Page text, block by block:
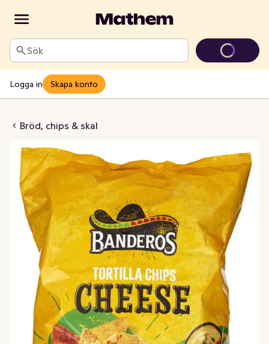
Sök
Logga in Skapa konto
Bröd, chips & skal
Chips Ost